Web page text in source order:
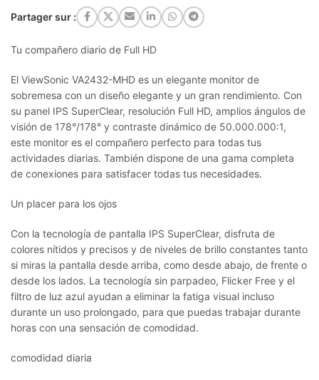
Partager sur :
Tu compañero diario de Full HD
El ViewSonic VA2432-MHD es un elegante monitor de
sobremesa con un diseño elegante y un gran rendimiento. Con
su panel IPS SuperClear, resolución Full HD, amplios ángulos de
visión de 178°/178° y contraste dinámico de 50.000.000:1,
este monitor es el compañero perfecto para todas tus
actividades diarias. También dispone de una gama completa
de conexiones para satisfacer todas tus necesidades.
Un placer para los ojos
Con la tecnología de pantalla IPS SuperClear, disfruta de
colores nítidos y precisos y de niveles de brillo constantes tanto
si miras la pantalla desde arriba, como desde abajo, de frente o
desde los lados. La tecnología sin parpadeo, Flicker Free y el
filtro de luz azul ayudan a eliminar la fatiga visual incluso
durante un uso prolongado, para que puedas trabajar durante
horas con una sensación de comodidad.
comodidad diaria